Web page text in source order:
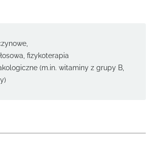
fizykoterapia
(m.in. witaminy z grupy B,